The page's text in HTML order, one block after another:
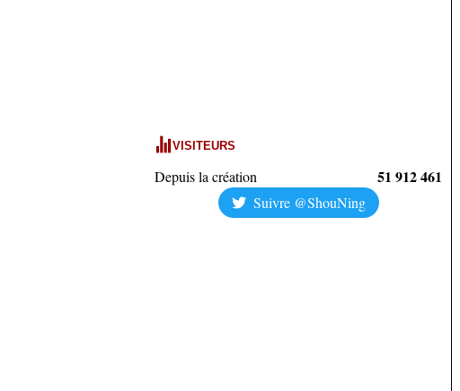
VISITEURS
Depuis la création 51 912 461
Suivre @ShouNing